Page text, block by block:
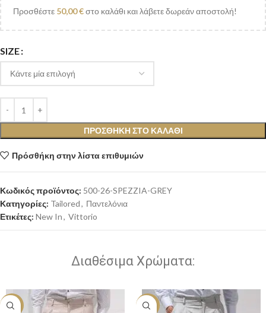
Προσθέστε 50,00€στο καλάθι και λάβετε δωρεάν αποστολή!
SIZE
ΠΡΟΣΘΉΚΗ ΣΤΟ ΚΑΛΆΘΙ
Πρόσθήκη στην λίστα επιθυμιών
Κωδικός προϊόντος: 500-26-SPEZZIA-GREY
Κατηγορίες: Tailored, Παντελόνια
Ετικέτες: New In, Vittorio
Διαθέσιμα Χρώματα:
-20% -20%